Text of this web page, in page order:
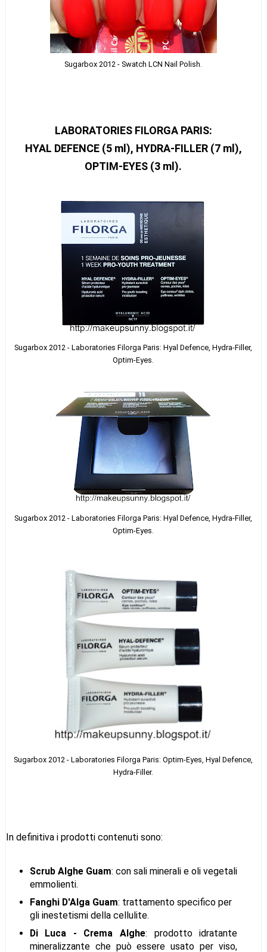
Sugarbox 2012 - Swatch LCN Nail Polish.
LABORATORIES FILORGA PARIS:
HYAL DEFENCE (5 ml), HYDRA-FILLER (7 ml),
OPTIM-EYES (3 ml).
Sugarbox 2012 - Laboratories Filorga Paris: Hyal Defence, Hydra-Filler,
Optim-Eyes.
Sugarbox 2012 - Laboratories Filorga Paris: Hyal Defence, Hydra-Filler,
Optim-Eyes.
Sugarbox 2012 - Laboratories Filorga Paris: Optim-Eyes, Hyal Defence,
Hydra-Filler.
In definitiva i prodotti contenuti sono:
Scrub Alghe Guam: con sali minerali e oli vegetali
emmolienti.
Fanghi D'Alga Guam: trattamento specifico per
gli inestetismi della cellulite.
Di Luca - Crema Alghe: prodotto idratante
mineralizzante che può essere usato per viso,